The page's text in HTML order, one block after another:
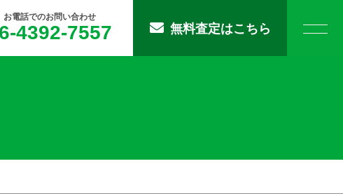
お電話でのお問い合わせ
4392-7557 無料査定はこちら